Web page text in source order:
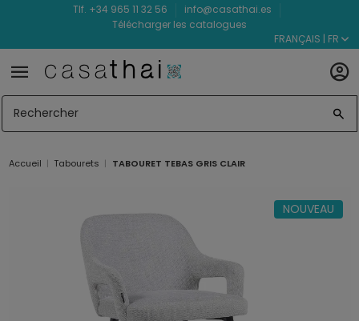
Tlf. +34 965 11 32 56
info@casathai.es
Télécharger les catalogues
FRANÇAIS | FR
Accueil Tabourets TABOURET TEBAS GRIS CLAIR
NOUVEAU